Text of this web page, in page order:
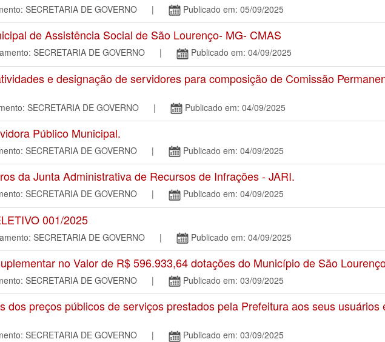
SECRETARIA DE GOVERNO | Publicado em: 05/09/2025
de Assistência Social de São Lourenço- MG- CMAS
SECRETARIA DE GOVERNO | Publicado em: 04/09/2025
e designação de servidores para composição de Comissão
SECRETARIA DE GOVERNO | Publicado em: 04/09/2025
Público Municipal.
SECRETARIA DE GOVERNO | Publicado em: 04/09/2025
da Junta Administrativa de Recursos de Infrações - JARI.
SECRETARIA DE GOVERNO | Publicado em: 04/09/2025
001/2025
SECRETARIA DE GOVERNO | Publicado em: 04/09/2025
no Valor de R$ 596.933,64 dotações do Município de São
SECRETARIA DE GOVERNO | Publicado em: 03/09/2025
dos preços públicos de serviços prestados pela Prefeitura aos seus usuários
SECRETARIA DE GOVERNO | Publicado em: 03/09/2025